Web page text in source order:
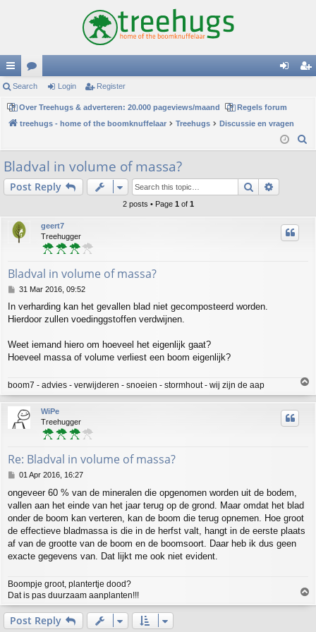
ui
ck
lin
ks
or
u
m
s
in
Search Login Register
Over Treehugs & adverteren: 20.000 pageviews/maand
Regels forum
treehugs - home of the boomknuffelaar
Treehugs
Discussie en vragen
h
Bladval in volume of massa?
Post Reply Search
2 posts • Page 1 of 1
geert7
Treehugger
Bladval in volume of massa?
P
s
t
31 Mar 2016, 09:52
In verharding kan het gevallen blad niet gecomposteerd worden.
Hierdoor zullen voedinggstoffen verdwijnen.
Weet iemand hiero om hoeveel het eigenlijk gaat?
Hoeveel massa of volume verliest een boom eigenlijk?
boom7 - advies - verwijderen - snoeien - stormhout - wij zijn de aap
o
p
WiPe
Treehugger
Re: Bladval in volume of massa?
P
s
t
01 Apr 2016, 16:27
ongeveer 60 % van de mineralen die opgenomen worden uit de bodem,
vallen aan het einde van het jaar terug op de grond. Maar omdat het blad
onder de boom kan verteren, kan de boom die terug opnemen. Hoe groot
de effectieve bladmassa is die in de herfst valt, hangt in de eerste plaats
af van de grootte van de boom en de boomsoort. Daar heb ik dus geen
exacte gegevens van. Dat lijkt me ook niet evident.
Boompje groot, plantertje dood?
Dat is pas duurzaam aanplanten!!!
o
Post Reply